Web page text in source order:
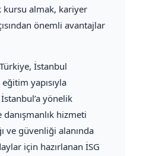
kursu almak, kariyer
önemli avantajlar
, İstanbul
yapısıyla
yönelik
hizmeti
ve güvenliği alanında
için hazırlanan İSG